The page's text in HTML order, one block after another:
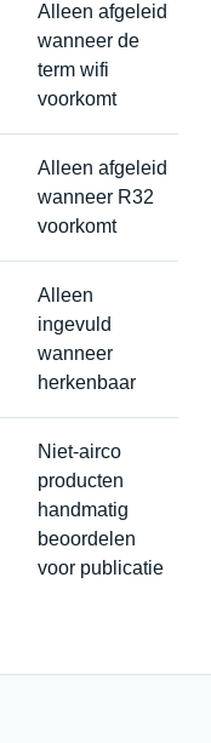
Alleen afgeleid
wanneer de
term wifi
voorkomt
Alleen afgeleid
wanneer R32
voorkomt
Alleen
ingevuld
wanneer
herkenbaar
Niet-airco
producten
handmatig
beoordelen
voor publicatie